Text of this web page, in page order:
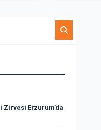
Zirvesi Erzurum’da